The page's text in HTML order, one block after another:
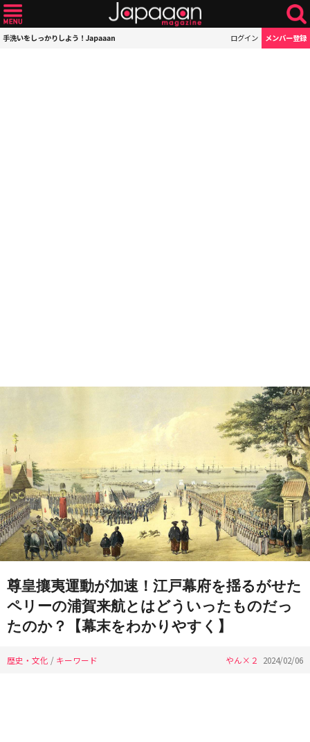
手洗いをしっかりしよう！Japaaan ログイン メンバー登録
尊皇攘夷運動が加速！江戸幕府を揺るがせた
ペリーの浦賀来航とはどういったものだっ
たのか？【幕末をわかりやすく】
歴史・文化 / キーワード やん×２ 2024/02/06